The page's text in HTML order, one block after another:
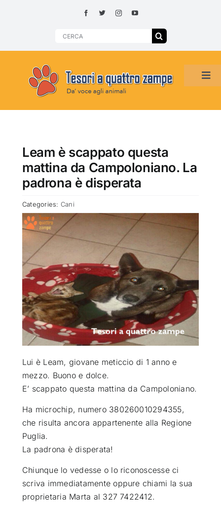
Search
HOME
SMARRITI O DA ADOTTARE
ADOTTATI O RITROVATI
ATTUALITÀ
VIDEO
CHI SIAMO
RUBRICHE
SEMPRE CON ME
Leam è scappato questa
mattina da Campoloniano. La
padrona è disperata
Categories: Cani
Lui è Leam, giovane meticcio di 1 anno e
mezzo. Buono e dolce.
E’ scappato questa mattina da Campoloniano.
Ha microchip, numero 380260010294355,
che risulta ancora appartenente alla Regione
Puglia.
La padrona è disperata!
Chiunque lo vedesse o lo riconoscesse ci
scriva immediatamente oppure chiami la sua
proprietaria Marta al 327 7422412.